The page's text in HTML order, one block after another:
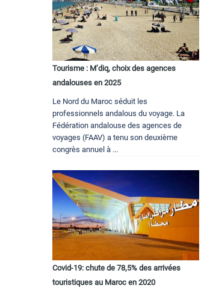
Tourisme : M’diq, choix des agences
andalouses en 2025
Le Nord du Maroc séduit les
professionnels andalous du voyage. La
Fédération andalouse des agences de
voyages (FAAV) a tenu son deuxième
congrès annuel à ...
Covid-19: chute de 78,5% des arrivées
touristiques au Maroc en 2020